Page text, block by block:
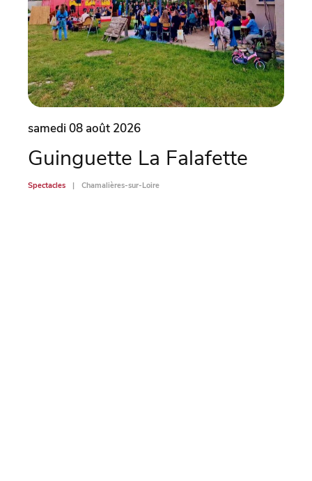
samedi 08 août 2026
Guinguette La Falafette
Spectacles Chamalières-sur-Loire